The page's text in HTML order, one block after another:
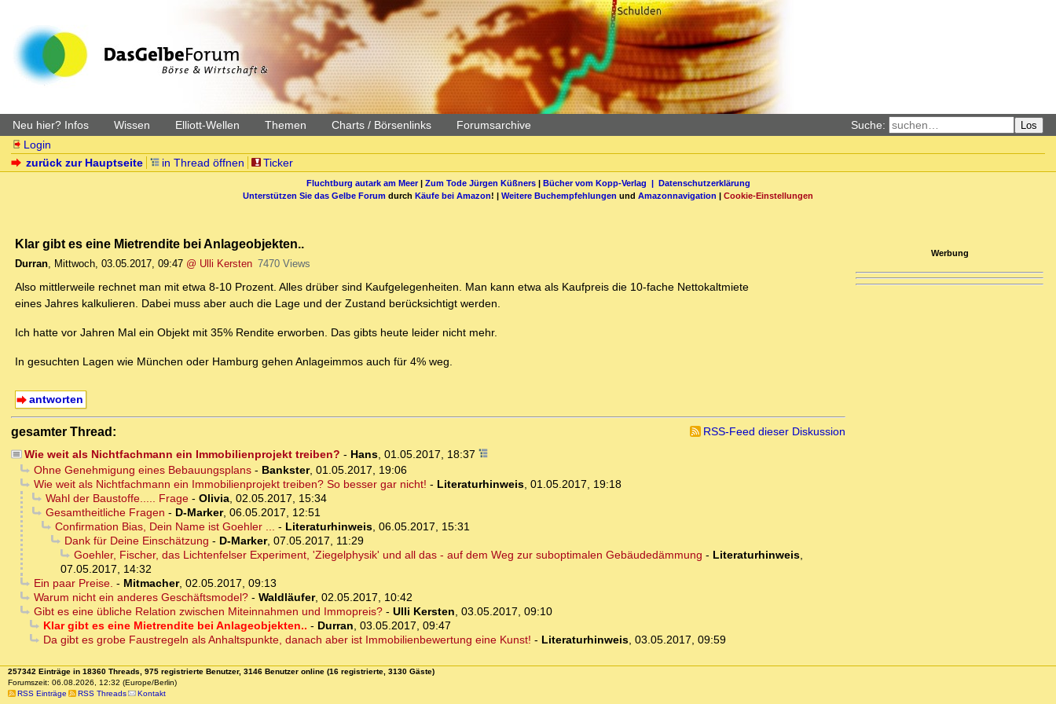
Neu hier? Infos Wissen Elliott-Wellen Themen Charts / Börsenlinks Forumsarchive Suche: Los
Login
zurück zur Hauptseite
in Thread öffnen Ticker
Fluchtburg autark am Meer| Zum Tode Jürgen Küßners| Bücher vom Kopp-Verlag | Datenschutzerklärung
Unterstützen Sie das Gelbe Forum durch Käufe bei Amazon! | Weitere Buchempfehlungen und Amazonnavigation | Cookie-Einstellungen
Klar gibt es eine Mietrendite bei Anlageobjekten..
Durran, Mittwoch, 03.05.2017, 09:47 @ Ulli Kersten 7470 Views
Also mittlerweile rechnet man mit etwa 8-10 Prozent. Alles drüber sind Kaufgelegenheiten. Man kann etwa als Kaufpreis die 10-fache Nettokaltmiete
eines Jahres kalkulieren. Dabei muss aber auch die Lage und der Zustand berücksichtigt werden.
Ich hatte vor Jahren Mal ein Objekt mit 35% Rendite erworben. Das gibts heute leider nicht mehr.
In gesuchten Lagen wie München oder Hamburg gehen Anlageimmos auch für 4% weg.
antworten
gesamter Thread:
RSS-Feed dieser Diskussion
Wie weit als Nichtfachmann ein Immobilienprojekt treiben? - Hans, 01.05.2017, 18:37
Ohne Genehmigung eines Bebauungsplans- Bankster, 01.05.2017, 19:06
Wie weit als Nichtfachmann ein Immobilienprojekt treiben? So besser gar nicht! - Literaturhinweis, 01.05.2017, 19:18
Wahl der Baustoffe..... Frage- Olivia, 02.05.2017, 15:34
Gesamtheitliche Fragen - D-Marker, 06.05.2017, 12:51
Confirmation Bias, Dein Name ist Goehler ... - Literaturhinweis, 06.05.2017, 15:31
Dank für Deine Einschätzung - D-Marker, 07.05.2017, 11:29
Goehler, Fischer, das Lichtenfelser Experiment, 'Ziegelphysik' und all das - auf dem Weg zur suboptimalen Gebäudedämmung - Literaturhinweis,
07.05.2017, 14:32
Ein paar Preise. - Mitmacher, 02.05.2017, 09:13
Warum nicht ein anderes Geschäftsmodel?- Waldläufer, 02.05.2017, 10:42
Gibt es eine übliche Relation zwischen Miteinnahmen und Immopreis?- Ulli Kersten, 03.05.2017, 09:10
Klar gibt es eine Mietrendite bei Anlageobjekten.. - Durran, 03.05.2017, 09:47
Da gibt es grobe Faustregeln als Anhaltspunkte, danach aber ist Immobilienbewertung eine Kunst! - Literaturhinweis, 03.05.2017, 09:59
Werbung
257342 Einträge in 18360 Threads, 975 registrierte Benutzer, 3146 Benutzer online (16 registrierte, 3130 Gäste)
Forumszeit: 06.08.2026, 12:32 (Europe/Berlin)
RSS Einträge
RSS Threads Kontakt